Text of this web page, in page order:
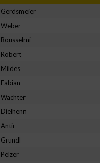
Gerdsmeier
Weber
Bousselmi
Robert
Mildes
Fabian
Wächter
Dielhenn
Antir
Grundl
Pelzer